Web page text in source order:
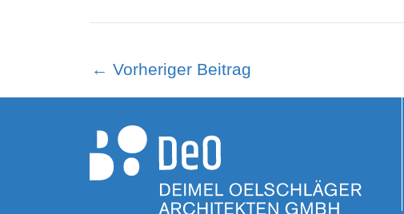
← Vorheriger Beitrag